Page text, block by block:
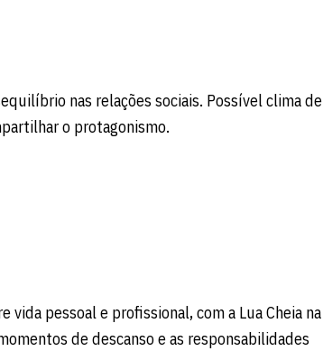
nas relações sociais. Possível clima de
o protagonismo.
pessoal e profissional, com a Lua Cheia na
de descanso e as responsabilidades